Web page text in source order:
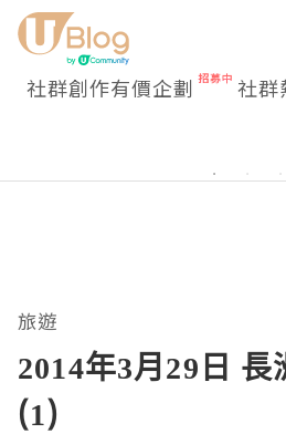
社群創作有價企劃 社群
旅遊
2014年3月29日
(1)